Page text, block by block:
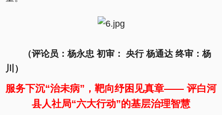
（评论员：杨永忠 初审： 央行 杨通达 终审：杨
川）
服务下沉“治未病”，靶向纾困见真章—— 评白河
县人社局“六大行动”的基层治理智慧